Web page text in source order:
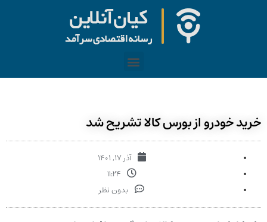
خرید خودرو از بورس کالا تشریح شد
آذر ۱۷, ۱۴۰۱
۱۱:۲۴
بدون نظر